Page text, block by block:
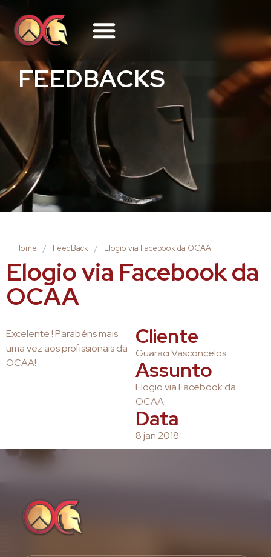
FEEDBACKS
Home / FeedBack / Elogio via Facebook da OCAA
Elogio via Facebook da
OCAA
Excelente ! Parabéns mais
uma vez aos profissionais da
OCAA!
Cliente
Guaraci Vasconcelos
Assunto
Elogio via Facebook da
OCAA
Data
8 jan 2018